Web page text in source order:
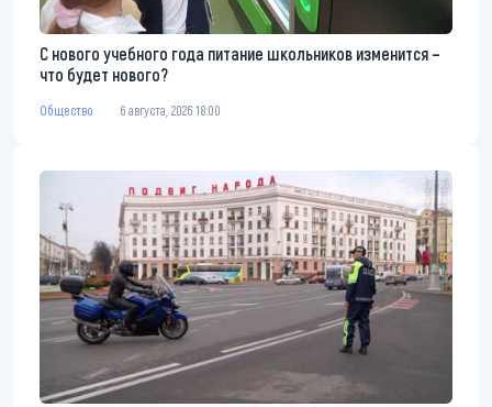
С нового учебного года питание школьников изменится –
что будет нового?
Общество 6 августа, 2026 18:00